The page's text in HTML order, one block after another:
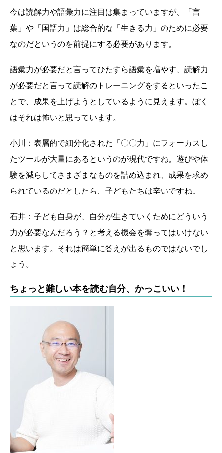
今は読解力や語彙力に注目は集まっていますが、「言
葉」や「国語力」は総合的な「生きる力」のために必要
なのだというのを前提にする必要があります。
語彙力が必要だと言ってひたすら語彙を増やす、読解力
が必要だと言って読解のトレーニングをするといったこ
とで、成果を上げようとしているように見えます。ぼく
はそれは怖いと思っています。
小川：表層的で細分化された「〇〇力」にフォーカスし
たツールが大量にあるというのが現代ですね。遊びや体
験を減らしてさまざまなものを詰め込まれ、成果を求め
られているのだとしたら、子どもたちは辛いですね。
石井：子ども自身が、自分が生きていくためにどういう
力が必要なんだろう？と考える機会を奪ってはいけない
と思います。それは簡単に答えが出るものではないでし
ょう。
ちょっと難しい本を読む自分、かっこいい！